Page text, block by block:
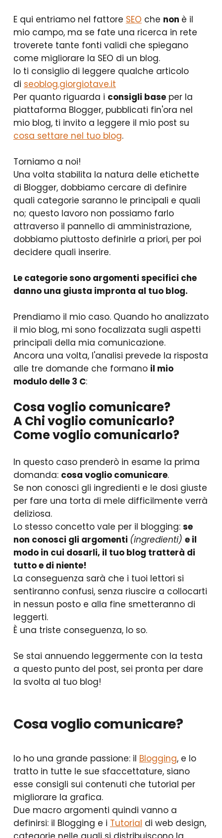
E qui entriamo nel fattore SEO che non è il
mio campo, ma se fate una ricerca in rete
troverete tante fonti validi che spiegano
come migliorare la SEO di un blog.
Io ti consiglio di leggere qualche articolo
di seoblog.giorgiotave.it
Per quanto riguarda i consigli baseper la
piattaforma Blogger, pubblicati fin'ora nel
mio blog, ti invito a leggere il mio post su
cosa settare nel tuo blog.
Torniamo a noi!
Una volta stabilita la natura delle etichette
di Blogger, dobbiamo cercare di definire
quali categorie saranno le principali e quali
no; questo lavoro non possiamo farlo
attraverso il pannello di amministrazione,
dobbiamo piuttosto definirle a priori, per poi
decidere quali inserire.
Le categorie sono argomenti specifici che
danno una giusta impronta al tuo blog.
Prendiamo il mio caso. Quando ho analizzato
il mio blog, mi sono focalizzata sugli aspetti
principali della mia comunicazione.
Ancora una volta, l'analisi prevede la risposta
alle tre domande che formano il mio
modulo delle 3 C:
Cosa voglio comunicare?
A Chi voglio comunicarlo?
Come voglio comunicarlo?
In questo caso prenderò in esame la prima
domanda: cosa voglio comunicare.
Se non conosci gli ingredienti e le dosi giuste
per fare una torta di mele difficilmente verrà
deliziosa.
Lo stesso concetto vale per il blogging: se
non conosci gli argomenti (ingredienti) e il
modo in cui dosarli, il tuo blog tratterà di
tutto e di niente!
La conseguenza sarà che i tuoi lettori si
sentiranno confusi, senza riuscire a collocarti
in nessun posto e alla fine smetteranno di
leggerti.
È una triste conseguenza, lo so.
Se stai annuendo leggermente con la testa
a questo punto del post, sei pronta per dare
la svolta al tuo blog!
Cosa voglio comunicare?
Io ho una grande passione: il Blogging, e lo
tratto in tutte le sue sfaccettature, siano
esse consigli sui contenuti che tutorial per
migliorare la grafica.
Due macro argomenti quindi vanno a
definirsi: il Blogging e i Tutorial di web design,